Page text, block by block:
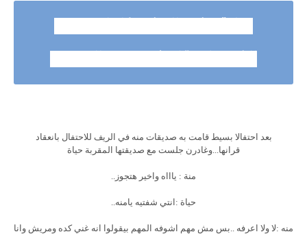
بعد احتفالا بسيط قامت به صديقات منه في الريف للاحتفال بانعقاد
قرانها...وغادرن جلست مع صديقتها المقربة حياة
منة : ياااه واخير هتجوز..
حياة :انتي شفتيه يامنه..
منه :لا ولا اعرفه ..بس مش مهم اشوفه المهم بيقولوا انه غني كده ومريش وانا